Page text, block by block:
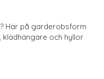
Här på garderobsform
och hyllor